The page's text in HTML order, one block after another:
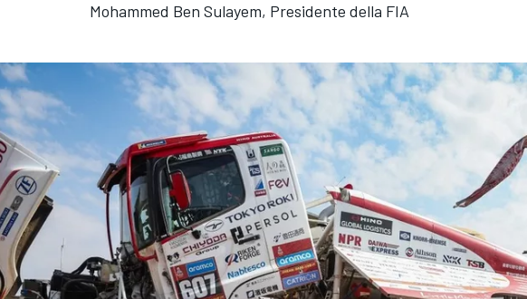
Mohammed Ben Sulayem, Presidente della FIA